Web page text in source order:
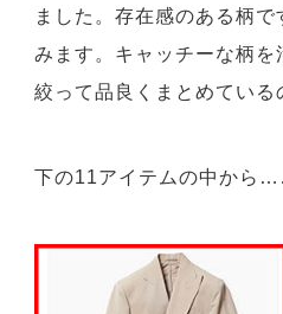
ました。存在感のある柄
みます。キャッチーな柄
絞って品良くまとめている
下の11アイテムの中から